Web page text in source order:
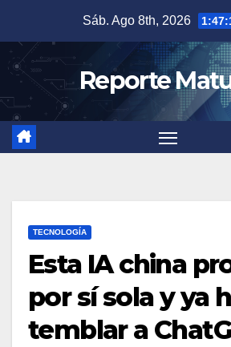
contenido
Sáb. Ago 8th, 2026
Reporte
TECNOLOGÍA
Esta IA china
por sí sola y ya
temblar a